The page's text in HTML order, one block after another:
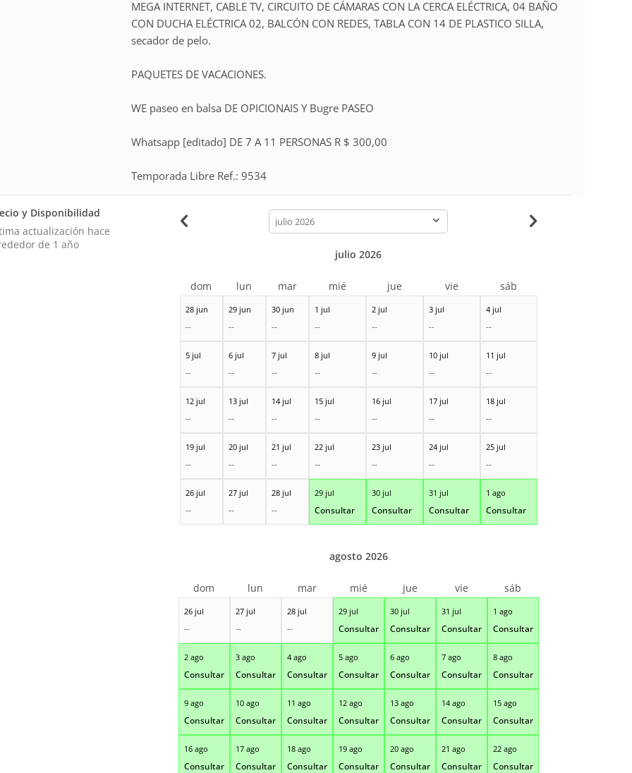
MEGA INTERNET, CABLE TV, CIRCUITO DE CÁMARAS CON LA CERCA ELÉCTRICA, 04 BAÑO
CON DUCHA ELÉCTRICA 02, BALCÓN CON REDES, TABLA CON 14 DE PLASTICO SILLA,
secador de pelo.
PAQUETES DE VACACIONES.
WE paseo en balsa DE OPICIONAIS Y Bugre PASEO
Whatsapp [editado] DE 7 A 11 PERSONAS R $ 300,00
Temporada Libre Ref.: 9534
y Disponibilidad
actualización hace
de 1 año
calendar-
month
28 jun
--
29 jun
--
30 jun
--
1 jul
--
2 jul
--
3 jul
--
4 jul
--
5 jul
--
6 jul
--
7 jul
--
8 jul
--
9 jul
--
10 jul
--
11 jul
--
12 jul
--
13 jul
--
14 jul
--
15 jul
--
16 jul
--
17 jul
--
18 jul
--
19 jul
--
20 jul
--
21 jul
--
22 jul
--
23 jul
--
24 jul
--
25 jul
--
26 jul
--
27 jul
--
28 jul
--
29 jul
Consultar
30 jul
Consultar
31 jul
Consultar
1 ago
Consultar
julio 2026
dom lun mar mié jue vie sáb
26 jul
--
27 jul
--
28 jul
--
29 jul
Consultar
30 jul
Consultar
31 jul
Consultar
1 ago
Consultar
2 ago
Consultar
3 ago
Consultar
4 ago
Consultar
5 ago
Consultar
6 ago
Consultar
7 ago
Consultar
8 ago
Consultar
9 ago
Consultar
10 ago
Consultar
11 ago
Consultar
12 ago
Consultar
13 ago
Consultar
14 ago
Consultar
15 ago
Consultar
16 ago
Consultar
17 ago
Consultar
18 ago
Consultar
19 ago
Consultar
20 ago
Consultar
21 ago
Consultar
22 ago
Consultar
agosto 2026
dom lun mar mié jue vie sáb